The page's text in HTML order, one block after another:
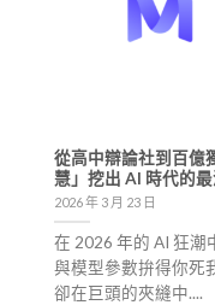
從高中辯論社到百億
慧」挖出 AI 時代的
2026 年 3 月 23 日
在 2026 年的 AI 狂潮
與模型參數拚得你死
卻在巨頭的夾縫中....